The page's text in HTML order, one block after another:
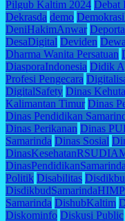
Pilgub Kaltim 2024 Debat
Dekrasda demo
DeniHakimAnwar
DesaDigital Deviden
Dharma Wanita Persatuan
DiasporaIndonesia Didik
Profesi Pengecara
DigitalSafety Dinas
Kalimantan Timur Dinas
Dinas Pendidikan
Dinas Perikanan Dinas
Samarinda Dinas Sosial
DinasPendidikanSamarinda
Politik Disabilitas
Samarinda DishubKaltim
Diskominfo Diskusi Public